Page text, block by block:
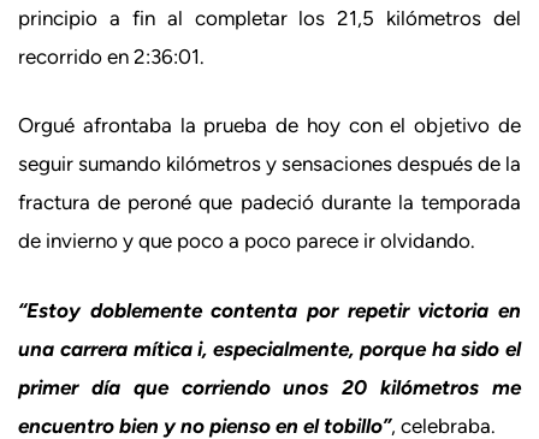
principio a fin al completar los 21,5 kilómetros del
recorrido en 2:36:01.
Orgué afrontaba la prueba de hoy con el objetivo de
seguir sumando kilómetros y sensaciones después de la
fractura de peroné que padeció durante la temporada
de invierno y que poco a poco parece ir olvidando.
“Estoy doblemente contenta por repetir victoria en
una carrera mítica i, especialmente, porque ha sido el
primer día que corriendo unos 20 kilómetros me
encuentro bien y no pienso en el tobillo”, celebraba.